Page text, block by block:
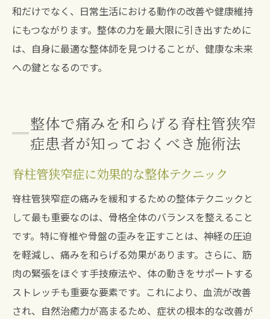
和だけでなく、日常生活における動作の改善や健康維持
にもつながります。整体の力を最大限に引き出すために
は、自身に最適な整体師を見つけることが、健康な未来
への鍵となるのです。
整体で痛みを和らげる脊柱管狭窄
症患者が知っておくべき施術法
脊柱管狭窄症に効果的な整体テクニック
脊柱管狭窄症の痛みを緩和するための整体テクニックと
して最も重要なのは、骨格全体のバランスを整えること
です。特に脊椎や骨盤の歪みを正すことは、神経の圧迫
を軽減し、痛みを和らげる効果があります。さらに、筋
肉の緊張をほぐす手技療法や、体の動きをサポートする
ストレッチも重要な要素です。これにより、血流が改善
され、自然治癒力が高まるため、症状の根本的な改善が